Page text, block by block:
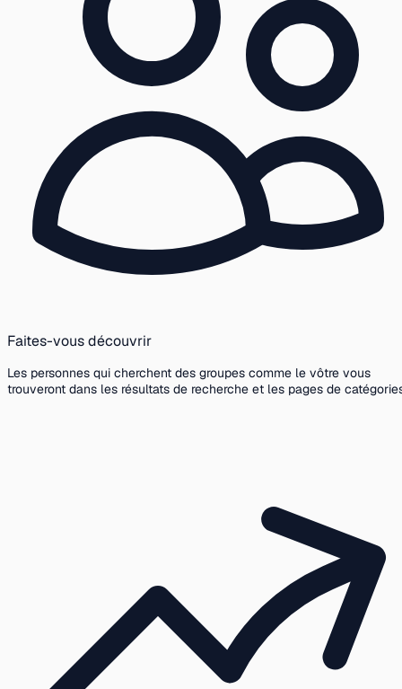
Faites-vous découvrir
Les personnes qui cherchent des groupes comme le vôtre vous
trouveront dans les résultats de recherche et les pages de